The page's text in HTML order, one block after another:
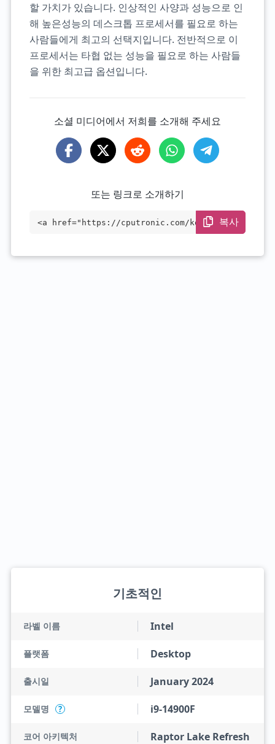
할 가치가 있습니다. 인상적인 사양과 성능으로 인
해 높은성능의 데스크톱 프로세서를 필요로 하는
사람들에게 최고의 선택지입니다. 전반적으로 이
프로세서는 타협 없는 성능을 필요로 하는 사람들
을 위한 최고급 옵션입니다.
소셜 미디어에서 저희를 소개해 주세요
또는 링크로 소개하기
<a href="https://cputronic.com/ko/cpu/in
복사
기초적인
라벨 이름 Intel
플랫폼 Desktop
출시일 January 2024
모델명 ? i9-14900F
코어 아키텍처 Raptor Lake Refresh